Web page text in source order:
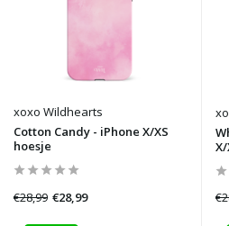
xoxo Wildhearts
Cotton Candy - iPhone X/XS
hoesje
€28,99 €28,99